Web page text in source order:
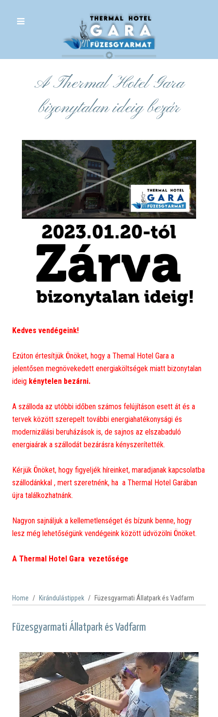
A Thermal Hotel Gara
bizonytalan ideig bezár
Kedves vendégeink!
Ezúton értesítjük Önöket, hogy a Themal Hotel Gara a
jelentősen megnövekedett energiaköltségek miatt bizonytalan
ideig kénytelen bezárni.
A szálloda az utóbbi időben számos felújításon esett át és a
tervek között szerepelt további energiahatékonysági és
modernizálási beruházások is, de sajnos az elszabaduló
energiaárak a szállodát bezárásra kényszerítették.
Kérjük Önöket, hogy figyeljék híreinket, maradjanak kapcsolatba
szállodánkkal , mert szeretnénk, ha a Thermal Hotel Garában
újra találkozhatnánk.
Nagyon sajnáljuk a kellemetlenséget és bízunk benne, hogy
lesz még lehetőségünk vendégeink között üdvözölni Önöket.
A Thermal Hotel Gara vezetősége
Home Kirándulástippek Füzesgyarmati Állatpark és Vadfarm
Füzesgyarmati Állatpark és Vadfarm